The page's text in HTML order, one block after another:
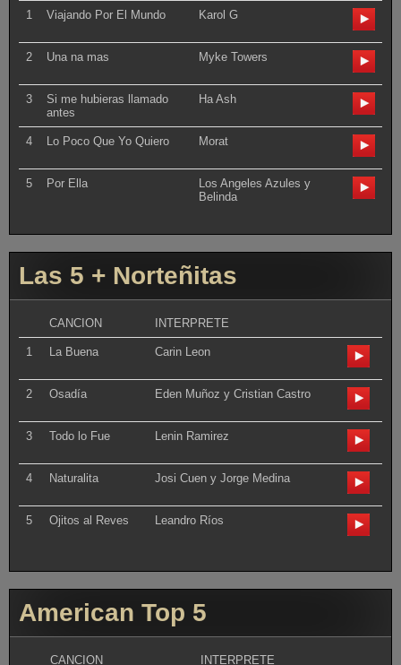
1 Viajando Por El Mundo Karol G
2 Una na mas Myke Towers
3
Si me hubieras llamado
antes
Ha Ash
4 Lo Poco Que Yo Quiero Morat
5 Por Ella
Los Angeles Azules y
Belinda
Las 5 + Norteñitas
CANCION INTERPRETE
1 La Buena Carin Leon
2 Osadía Eden Muñoz y Cristian Castro
3 Todo lo Fue Lenin Ramirez
4 Naturalita Josi Cuen y Jorge Medina
5 Ojitos al Reves Leandro Ríos
American Top 5
CANCION INTERPRETE